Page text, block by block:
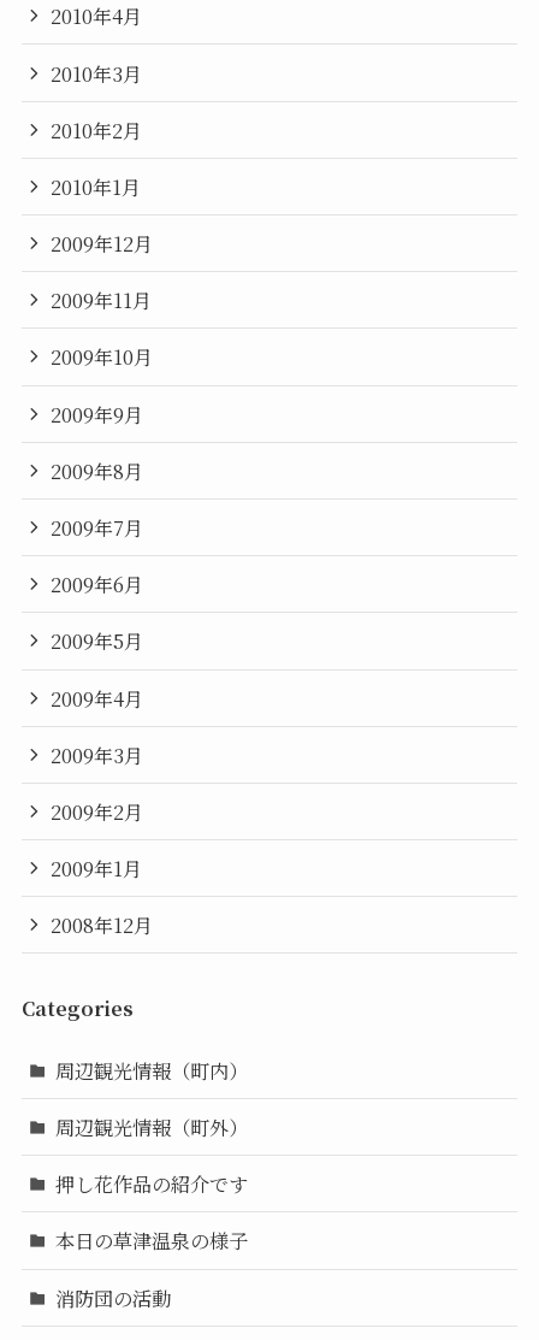
2010年4月
2010年3月
2010年2月
2010年1月
2009年12月
2009年11月
2009年10月
2009年9月
2009年8月
2009年7月
2009年6月
2009年5月
2009年4月
2009年3月
2009年2月
2009年1月
2008年12月
Categories
周辺観光情報（町内）
周辺観光情報（町外）
押し花作品の紹介です
本日の草津温泉の様子
消防団の活動